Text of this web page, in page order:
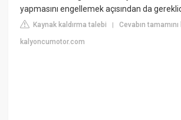
yapmasını engellemek açısından da
Kaynak kaldırma talebi |Cevabın
kalyoncumotor.com